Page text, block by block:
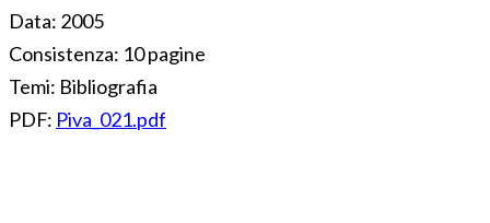
Data: 2005
Consistenza: 10 pagine
Temi: Bibliografia
PDF: Piva_021.pdf